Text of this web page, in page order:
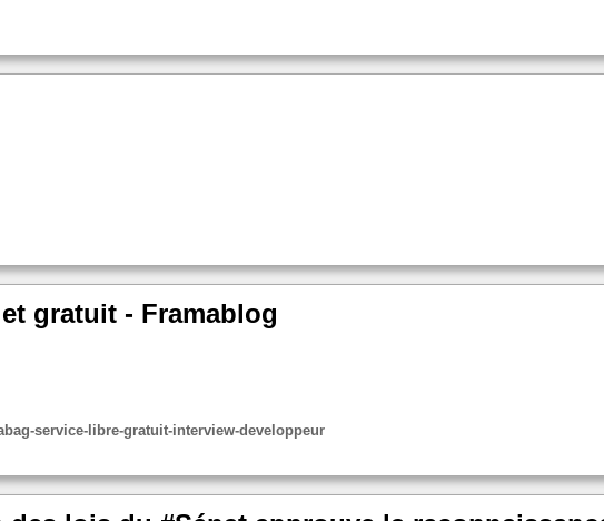
gratuit - Framablog
service-libre-gratuit-interview-developpeur